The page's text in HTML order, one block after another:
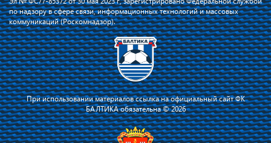
по надзору в сфере связи, информационных технологий и массовых
коммуникаций (Роскомнадзор).
При использовании материалов ссылка на официальный сайт ФК
БАЛТИКА обязательна © 2026